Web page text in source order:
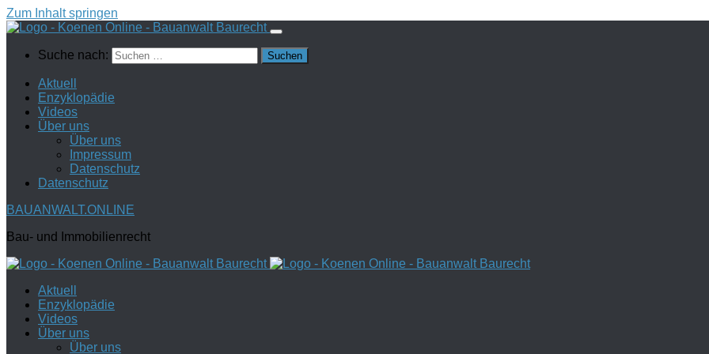
Zum Inhalt springen
Suche nach:
Aktuell
Enzyklopädie
Videos
Über uns
Über uns
Impressum
Datenschutz
Datenschutz
BAUANWALT.ONLINE
Bau- und Immobilienrecht
Aktuell
Enzyklopädie
Videos
Über uns
Über uns